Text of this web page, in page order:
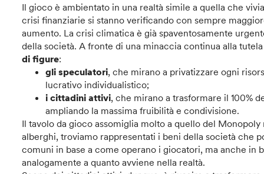
Il gioco è ambientato in una realtà simile a quella che
crisi finanziarie si stanno verificando con sempre
aumento. La crisi climatica è già spaventosamente
della società. A fronte di una minaccia continua alla
di figure:
gli speculatori, che mirano a privatizzare ogni
lucrativo individualistico;
i cittadini attivi, che mirano a trasformare il 100%
ampliando la massima fruibilità e condivisione.
Il tavolo da gioco assomiglia molto a quello del
alberghi, troviamo rappresentati i beni della società che
comuni in base a come operano i giocatori, ma anche in
analogamente a quanto avviene nella realtà.